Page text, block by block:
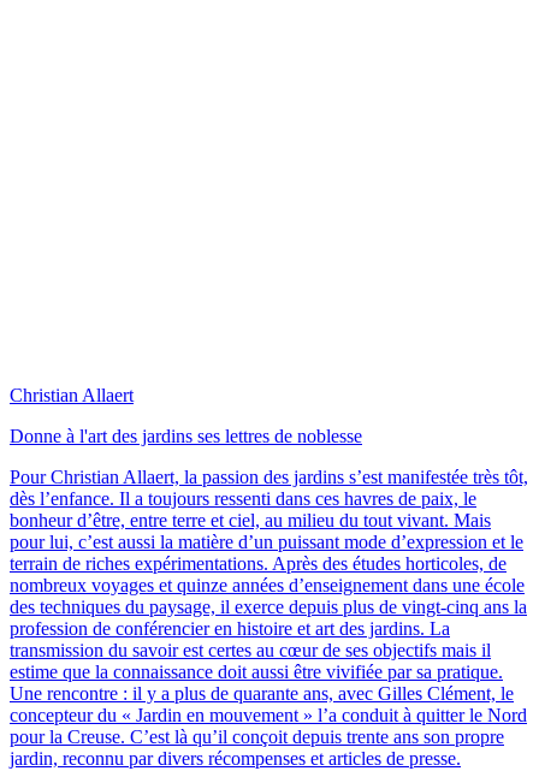
Christian Allaert
Donne à l'art des jardins ses lettres de noblesse
Pour Christian Allaert, la passion des jardins s’est manifestée très tôt,
dès l’enfance. Il a toujours ressenti dans ces havres de paix, le
bonheur d’être, entre terre et ciel, au milieu du tout vivant. Mais
pour lui, c’est aussi la matière d’un puissant mode d’expression et le
terrain de riches expérimentations. Après des études horticoles, de
nombreux voyages et quinze années d’enseignement dans une école
des techniques du paysage, il exerce depuis plus de vingt-cinq ans la
profession de conférencier en histoire et art des jardins. La
transmission du savoir est certes au cœur de ses objectifs mais il
estime que la connaissance doit aussi être vivifiée par sa pratique.
Une rencontre : il y a plus de quarante ans, avec Gilles Clément, le
concepteur du « Jardin en mouvement » l’a conduit à quitter le Nord
pour la Creuse. C’est là qu’il conçoit depuis trente ans son propre
jardin, reconnu par divers récompenses et articles de presse.